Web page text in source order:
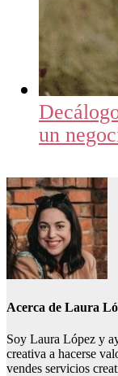
un
Acerca de Laura
Soy Laura López y
creativa a hacerse
vendes servicios